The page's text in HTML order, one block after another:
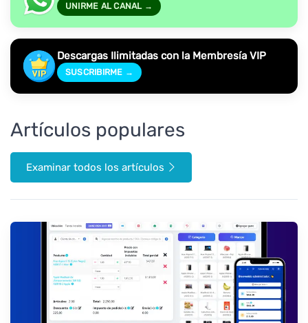
UNIRME AL CANAL →
Descargas Ilimitadas con la Membresía VIP
SUSCRIBIRME →
Artículos populares
Examinar todos los artículos